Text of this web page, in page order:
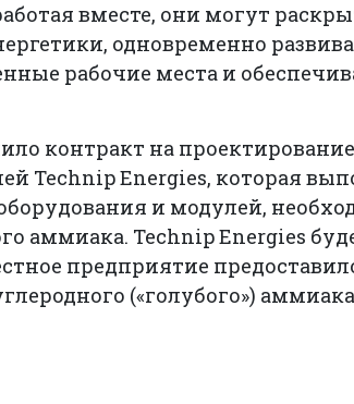
вместе, они могут
одновременно
рабочие места и
контракт на
Technip Energies, которая
и модулей,
аммиака. Technip Energies
предприятие
(«голубого») аммиака